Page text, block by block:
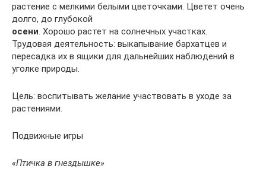
растение с мелкими белыми цветочками. Цветет очень
долго, до глубокой
осени. Хорошо растет на солнечных участках.
Трудовая деятельность: выкапывание бархатцев и
пересадка их в ящики для дальнейших наблюдений в
уголке природы.
Цель: воспитывать желание участвовать в уходе за
растениями.
Подвижные игры
«Птичка в гнездышке»